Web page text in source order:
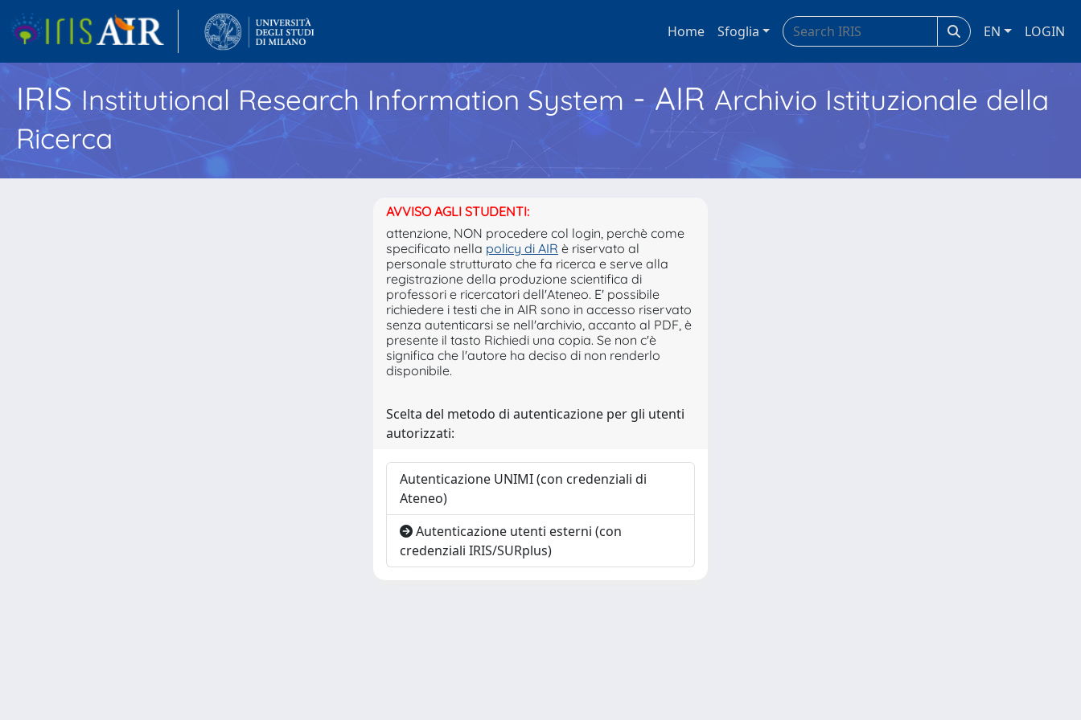
Home Sfoglia EN LOGIN
IRISInstitutional Research Information System - AIR Archivio Istituzionale della
Ricerca
AVVISO AGLI STUDENTI:
attenzione, NON procedere col login, perchè come
specificato nella policy di AIR è riservato al
personale strutturato che fa ricerca e serve alla
registrazione della produzione scientifica di
professori e ricercatori dell'Ateneo. E' possibile
richiedere i testi che in AIR sono in accesso riservato
senza autenticarsi se nell'archivio, accanto al PDF, è
presente il tasto Richiedi una copia. Se non c'è
significa che l'autore ha deciso di non renderlo
disponibile.
Scelta del metodo di autenticazione per gli utenti
autorizzati:
Autenticazione UNIMI (con credenziali di
Ateneo)
Autenticazione utenti esterni (con
credenziali IRIS/SURplus)